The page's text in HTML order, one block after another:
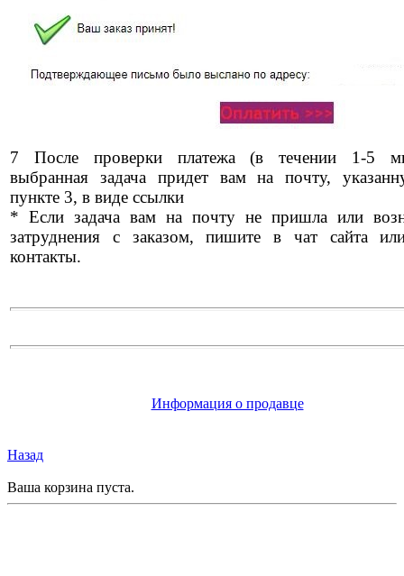
7 После проверки платежа (в течении 1-5
выбранная задача придет вам на почту,
пункте 3, в виде ссылки
* Если задача вам на почту не пришла или
затруднения с заказом, пишите в чат сайта
контакты.
Информация о продавце
Назад
Ваша корзина пуста.